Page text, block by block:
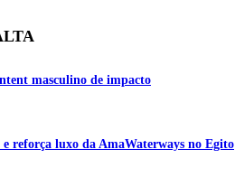
masculino de impacto
reforça luxo da AmaWaterways no Egito